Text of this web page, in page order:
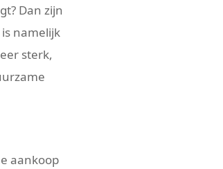
Dan zijn
namelijk
sterk,
aankoop